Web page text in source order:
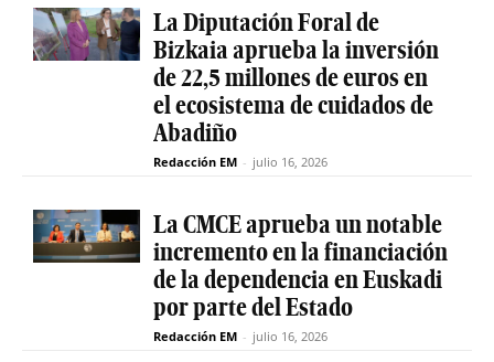
La Diputación Foral de
Bizkaia aprueba la inversión
de 22,5 millones de euros en
el ecosistema de cuidados de
Abadiño
Redacción EM - julio 16, 2026
La CMCE aprueba un notable
incremento en la financiación
de la dependencia en Euskadi
por parte del Estado
Redacción EM - julio 16, 2026